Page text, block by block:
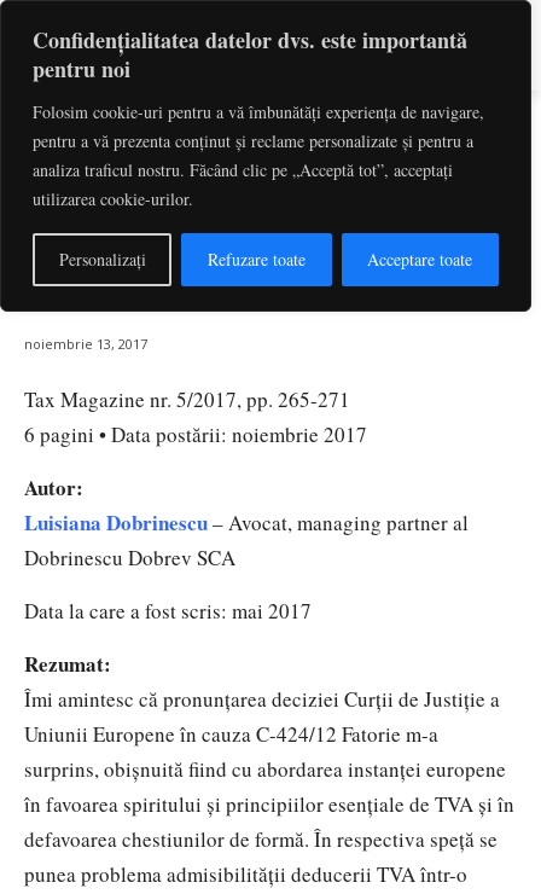
Confidențialitatea datelor dvs. este importantă
pentru noi
Folosim cookie-uri pentru a vă îmbunătăți experiența de navigare,
pentru a vă prezenta conținut și reclame personalizate și pentru a
analiza traficul nostru. Făcând clic pe „Acceptă tot”, acceptați
utilizarea cookie-urilor.
Personalizați Refuzare toate Acceptare toate
Cât de nerecuperabil este TVA-ul
facturat eronat, cu încălcarea
taxării inverse. Taxarea inversă,
între Fatorie și Tibor Farkas |
Luisiana Dobrinescu
noiembrie 13, 2017
Tax Magazine nr. 5/2017, pp. 265-271
6 pagini • Data postării: noiembrie 2017
Autor:
Luisiana Dobrinescu– Avocat, managing partner al
Dobrinescu Dobrev SCA
Data la care a fost scris: mai 2017
Rezumat:
Îmi amintesc că pronunțarea deciziei Curții de Justiție a
Uniunii Europene în cauza C-424/12 Fatorie m-a
surprins, obișnuită fiind cu abordarea instanței europene
în favoarea spiritului și principiilor esențiale de TVA și în
defavoarea chestiunilor de formă. În respectiva speță se
punea problema admisibilității deducerii TVA într-o